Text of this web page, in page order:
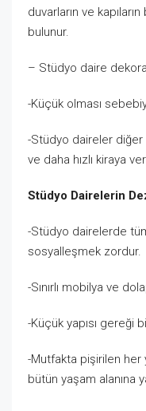
duvarların ve
bulunur.
– Stüdyo daire
-Küçük olması
-Stüdyo daireler diğer
ve daha hızlı kiraya
Stüdyo Dairelerin
-Stüdyo dairelerde
sosyalleşmek zordur.
-Sınırlı mobilya ve
-Küçük yapısı gereği
-Mutfakta pişirilen
bütün yaşam alanına